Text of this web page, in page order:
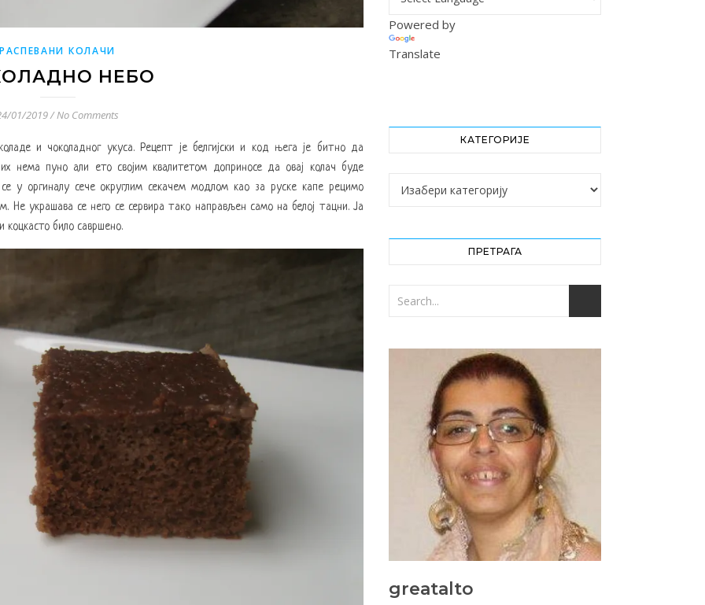
КОЛАЧИ
НЕБО
01/2019/ No Comments
и чоколадног укуса. Рецепт је белгијски и код њега је битно да
нема пуно али ето својим квалитетом доприносе да овај колач буде
у оргиналу сече округлим секачем модлом као за руске капе рецимо
Не украшава се него се сервира тако направљен само на белој тацни. Ја
коцкасто било савршено.
Powered by
Translate
КАТЕГОРИЈЕ
Категорије
ПРЕТРАГА
greatalto